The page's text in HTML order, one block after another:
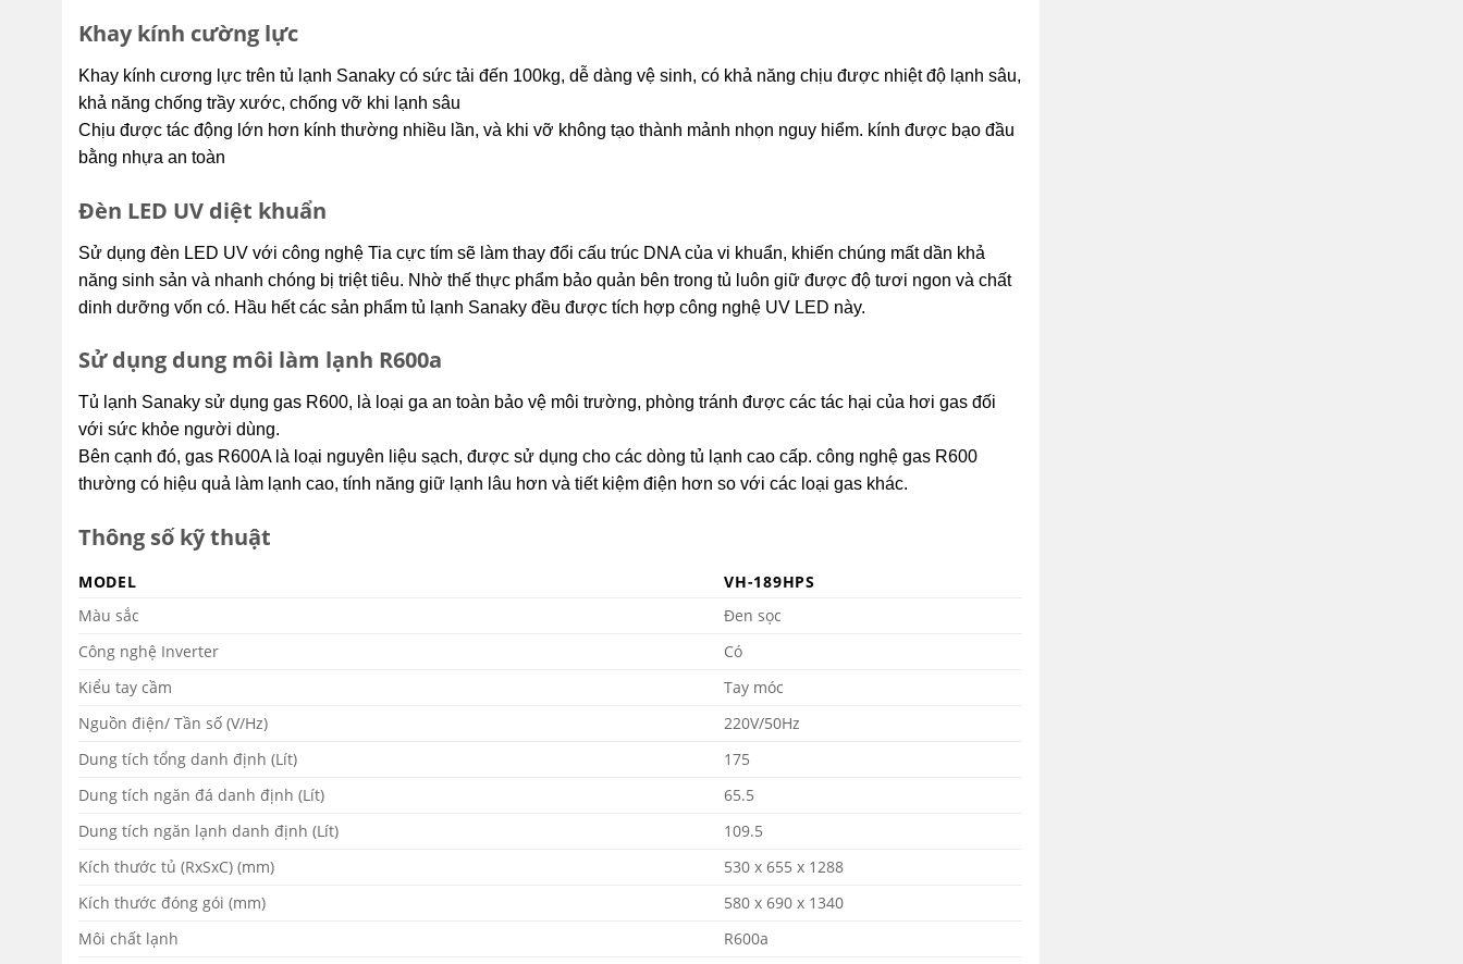
Khay kính cường lực
Khay kính cương lực trên tủ lạnh Sanaky có sức tải đến 100kg, dễ dàng vệ sinh, có khả năng chịu được nhiệt độ lạnh sâu,
khả năng chống trầy xước, chống vỡ khi lạnh sâu
Chịu được tác động lớn hơn kính thường nhiều lần, và khi vỡ không tạo thành mảnh nhọn nguy hiểm. kính được bạo đầu
bằng nhựa an toàn
Đèn LED UV diệt khuẩn
Sử dụng đèn LED UV với công nghệ Tia cực tím sẽ làm thay đổi cấu trúc DNA của vi khuẩn, khiến chúng mất dần khả
năng sinh sản và nhanh chóng bị triệt tiêu. Nhờ thế thực phẩm bảo quản bên trong tủ luôn giữ được độ tươi ngon và chất
dinh dưỡng vốn có. Hầu hết các sản phẩm tủ lạnh Sanaky đều được tích hợp công nghệ UV LED này.
Sử dụng dung môi làm lạnh R600a
Tủ lạnh Sanaky sử dụng gas R600, là loại ga an toàn bảo vệ môi trường, phòng tránh được các tác hại của hơi gas đối
với sức khỏe người dùng.
Bên cạnh đó, gas R600A là loại nguyên liệu sạch, được sử dụng cho các dòng tủ lạnh cao cấp. công nghệ gas R600
thường có hiệu quả làm lạnh cao, tính năng giữ lạnh lâu hơn và tiết kiệm điện hơn so với các loại gas khác.
Thông số kỹ thuật
MODEL
VH-189HPS
Màu sắc
Đen sọc
Công nghệ Inverter
Có
Kiểu tay cầm
Tay móc
Nguồn điện/ Tần số (V/Hz)
220V/50Hz
Dung tích tổng danh định (Lít)
175
Dung tích ngăn đá danh định (Lít)
65.5
Dung tích ngăn lạnh danh định (Lít)
109.5
Kích thước tủ (RxSxC) (mm)
530 x 655 x 1288
Kích thước đóng gói (mm)
580 x 690 x 1340
Môi chất lạnh
R600a